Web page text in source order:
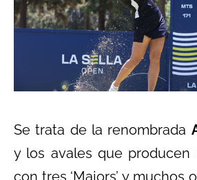
Se trata de la renombrada
y los avales que producen
con tres ‘Majors’ y muchos